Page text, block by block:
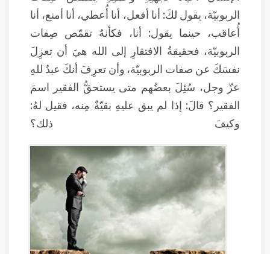
الربوبيّة، يقول لكَ: أنا أفعل، أنا أُعطي، أنا أمنع، أنا
أُعاقب، حينما يقول: أنا، فكأنهُ تقمّص صِفات
الربوبيّة، فحقيقةُ الافتقارِ إلى الله هيَ أن تعزِلَ
نفسَكَ عن صفات الربوبيّة، وأن تعرِفَ أنكَ عبدٌ للهِ
عزّ وجل، سُئِلَ بعضُهم متى يستحقُّ الفقير اسمَ
الفقير؟ قالَ: إذا لم يبق عليهِ بقيّةٌ مِنه، فقيل لهُ:
وكيفَ ذلك؟